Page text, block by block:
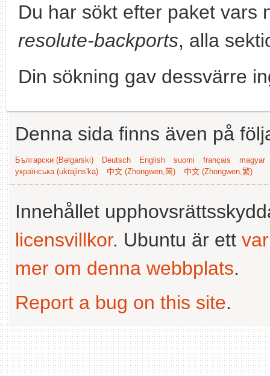
Du har sökt efter paket vars
resolute-backports, alla
Din sökning gav dessvärre
Denna sida finns även på
Български (Bəlgarski) Deutsch English suomi français
magyar
українська (ukrajins'ka)
中文 (Zhongwen,简) 中文 (Zhongwen,繁)
Innehållet
licensvillkor. Ubuntu är ett
mer om denna webbplats.
Report a bug on this site.